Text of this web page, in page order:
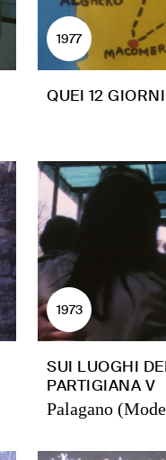
1977
QUEI 12
1973
SUI LUOGHI
PARTIGIANA V
Palagano